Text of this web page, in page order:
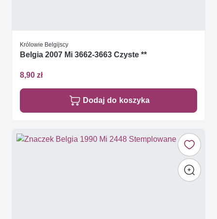
Królowie Belgijscy
Belgia 2007 Mi 3662-3663 Czyste **
8,90 zł
Dodaj do koszyka